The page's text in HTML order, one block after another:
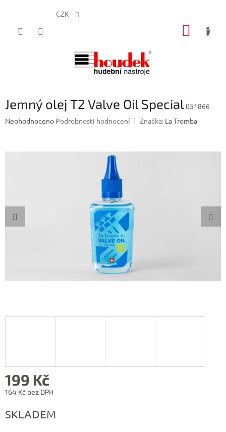
CZK
Jemný olej T2 Valve Oil Special051866
Průměrné
Neohodnoceno Podrobnosti hodnocení Značka: La Tromba
199 Kč
164 Kč bez DPH
cena:
SKLADEM